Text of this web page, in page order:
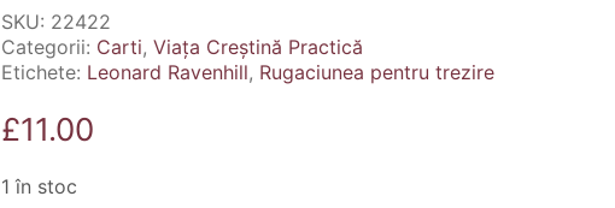
SKU: 22422
Categorii: Carti, Viața Creștină Practică
Etichete: Leonard Ravenhill, Rugaciunea pentru trezire
£11.00
1 în stoc